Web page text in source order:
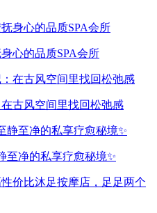
心的品质SPA会所
古风空间里找回松弛感
至净的私享疗愈秘境✨